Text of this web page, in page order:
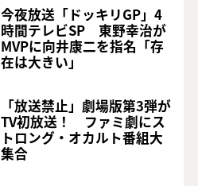
今夜放送「ドッキリGP」4
時間テレビSP 東野幸治が
MVPに向井康二を指名「存
在は大きい」
「放送禁止」劇場版第3弾が
TV初放送！ ファミ劇にス
トロング・オカルト番組大
集合